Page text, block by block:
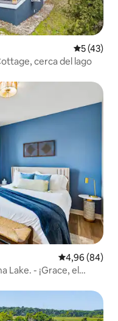
5 (43)
cerca del lago
Calificación
4,96 (84)
- ¡Grace, el